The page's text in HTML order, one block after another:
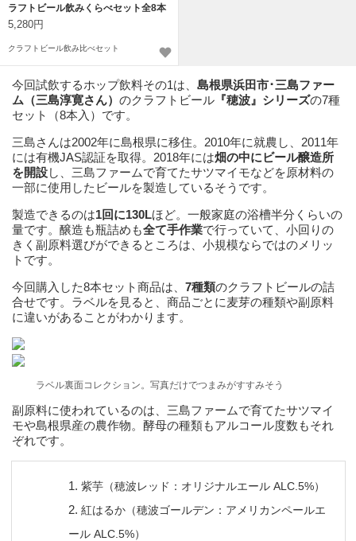
ラフトビール飲みくらべセット全8本
5,280円
クラフトビール飲み比べセット
今回試飲するホップ飲料その1は、 島根県浜田市･三島ファー
ム（三島淳寛さん） のクラフトビール 『穂波』シリーズの7種
セット（8本入）です。
三島さんは2002年に島根県に移住。2010年に就農し、2011年
には有機JAS認証を取得。2018年には畑の中にビール醸造所
を開設し、三島ファームで育てたサツマイモなどを原材料の
一部に使用したビールを製造しているそうです。
製造できるのは1回に130Lほど。一般家庭の浴槽半分くらいの
量です。醸造も瓶詰めも全て手作業で行っていて、小回りの
きく副原料選びができるところは、小規模ならではのメリッ
トです。
今回購入した8本セット商品は、 7種類のクラフトビールの詰
合せです。ラベルを見ると、商品ごとに麦芽の種類や副原料
に違いがあることがわかります。
ラベル裏面コレクション。写真だけでつまみがすすみそう
副原料に使われているのは、三島ファームで育てたサツマイ
モや島根県産の農作物。酵母の種類もアルコール度数もそれ
ぞれです。
紫芋（穂波レッド：オリジナルエール ALC.5%）
紅はるか（穂波ゴールデン：アメリカンペールエ
ール ALC.5%）